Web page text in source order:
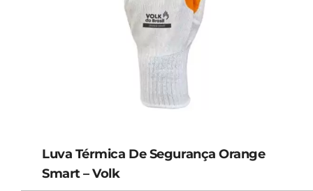
Luva Térmica De Segurança Orange
Smart – Volk